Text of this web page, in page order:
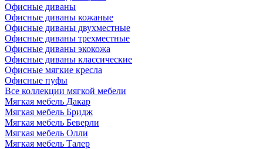
Офисные диваны
Офисные диваны кожаные
Офисные диваны двухместные
Офисные диваны трехместные
Офисные диваны экокожа
Офисные диваны классические
Офисные мягкие кресла
Офисные пуфы
Все коллекции мягкой мебели
Мягкая мебель Дакар
Мягкая мебель Бридж
Мягкая мебель Беверли
Мягкая мебель Олли
Мягкая мебель Талер